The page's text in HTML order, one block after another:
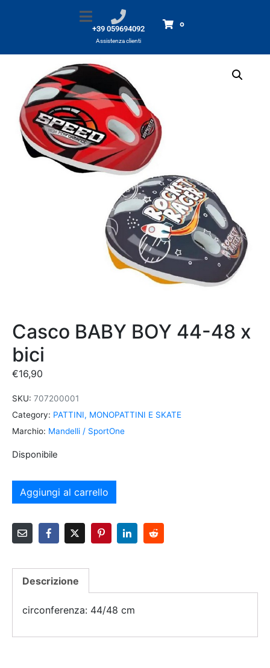
+39 059694092
Assistenza clienti
0
Prodotti Casco BABY BOY 44-48 x bici
Casco BABY BOY 44-48 x
bici
€16,90
SKU: 707200001
Category: PATTINI, MONOPATTINI E SKATE
Marchio: Mandelli / SportOne
Disponibile
Aggiungi al carrello
Descrizione
circonferenza: 44/48 cm